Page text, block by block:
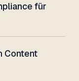
für
Content